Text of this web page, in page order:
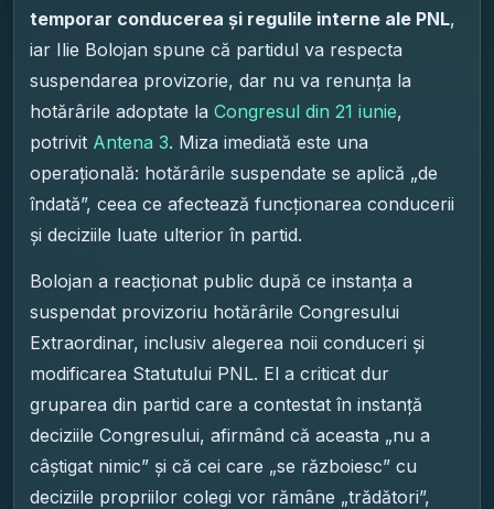
temporar conducerea și regulile interne ale PNL,
iar Ilie Bolojan spune că partidul va respecta
suspendarea provizorie, dar nu va renunța la
hotărârile adoptate la Congresul din 21 iunie,
potrivit Antena 3. Miza imediată este una
operațională: hotărârile suspendate se aplică „de
îndată”, ceea ce afectează funcționarea conducerii
și deciziile luate ulterior în partid.
Bolojan a reacționat public după ce instanța a
suspendat provizoriu hotărârile Congresului
Extraordinar, inclusiv alegerea noii conduceri și
modificarea Statutului PNL. El a criticat dur
gruparea din partid care a contestat în instanță
deciziile Congresului, afirmând că aceasta „nu a
câștigat nimic” și că cei care „se războiesc” cu
deciziile propriilor colegi vor rămâne „trădători”,